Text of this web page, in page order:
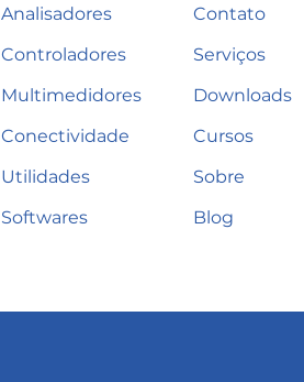
Analisadores
Controladores
Multimedidores
Conectividade
Utilidades
Softwares
Contato
Serviços
Downloads
Cursos
Sobre
Blog